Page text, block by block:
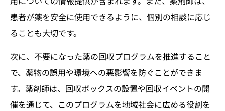
患者が薬を安全に使用できるように、個別の相談に応じ
ることも大切です。
次に、不要になった薬の回収プログラムを推進すること
で、薬物の誤用や環境への悪影響を防ぐことができま
す。薬剤師は、回収ボックスの設置や回収イベントの開
催を通じて、このプログラムを地域社会に広める役割を